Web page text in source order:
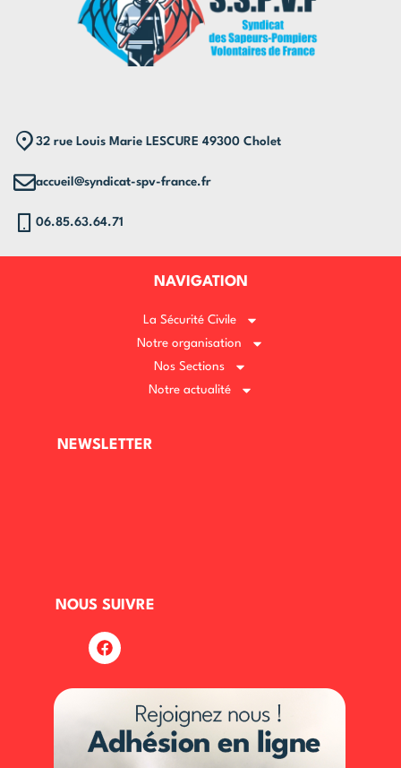
32 rue Louis Marie LESCURE 49300 Cholet
accueil@syndicat-spv-france.fr
06.85.63.64.71
NAVIGATION
La Sécurité Civile
Notre organisation
Nos Sections
Notre actualité
NEWSLETTER
NOUS SUIVRE